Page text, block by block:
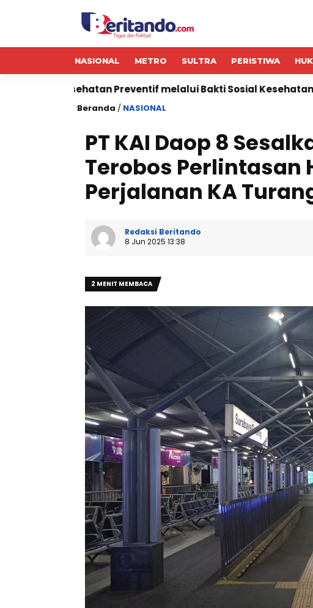
NASIONAL METRO SULTRA PERISTIWA
Preventif melalui Bakti Sosial Kesehatan Jasa Marga
Beranda / NASIONAL
PT KAI Daop 8
Terobos Perlintasan
Perjalanan KA
Redaksi Beritando
8 Jun 2025 13:38
2 MENIT MEMBACA